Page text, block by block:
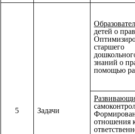
5 Задачи
детей о
старшего
знаний о
помощью
отношения